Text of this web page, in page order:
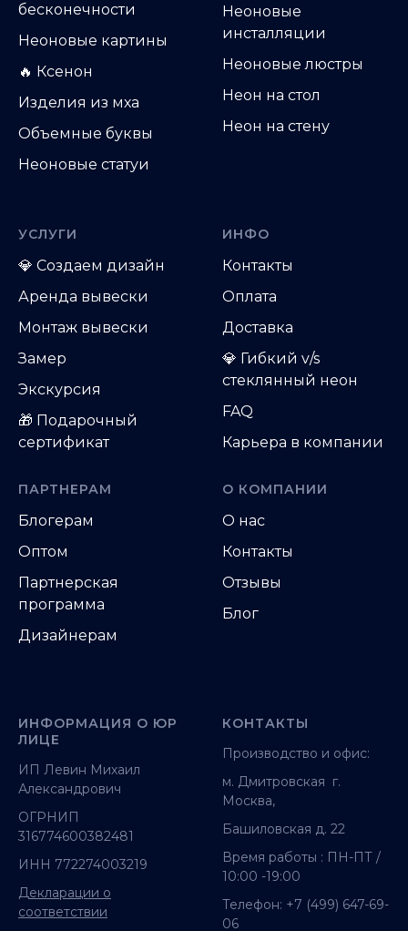
бесконечности
Неоновые картины
🔥 Ксенон
Изделия из мха
Объемные буквы
Неоновые статуи
Неоновые
инсталляции
Неоновые люстры
Неон на стол
Неон на стену
УСЛУГИ
💎 Создаем дизайн
Аренда вывески
Монтаж вывески
Замер
Экскурсия
🎁 Подарочный
сертификат
ИНФО
Контакты
Оплата
Доставка
💎 Гибкий v/s
стеклянный неон
FAQ
Карьера в компании
ПАРТНЕРАМ
Блогерам
Оптом
Партнерская
программа
Дизайнерам
О КОМПАНИИ
О нас
Контакты
Отзывы
Блог
ИНФОРМАЦИЯ О ЮР
ЛИЦЕ
ИП Левин Михаил
Александрович
ОГРНИП
316774600382481
ИНН 772274003219
Декларации о
соответствии
КОНТАКТЫ
Производство и офис:
м. Дмитровская г.
Москва,
Башиловская д. 22
Время работы : ПН-ПТ /
10:00 -19:00
Телефон: +7 (499) 647-69-
06